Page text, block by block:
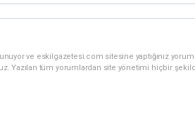
ve eskilgazetesi.com sitesine yaptığınız
Yazılan tüm yorumlardan site yönetimi hiçbir